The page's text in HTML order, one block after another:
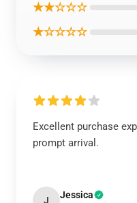
★★☆☆☆
★☆☆☆☆
Excellent purchase
prompt arrival.
J Jessica